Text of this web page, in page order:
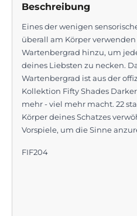
Beschreibung
Eines der wenigen
überall am Körper
Wartenbergrad hinzu, um
deines Liebsten zu necken.
Wartenbergrad ist aus der
Kollektion Fifty Shades
mehr - viel mehr macht. 22
Körper deines Schatzes
Vorspiele, um die Sinne
FIF204